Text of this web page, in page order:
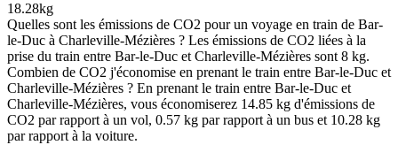
18.28kg
Quelles sont les émissions de CO2 pour un voyage en train de Bar-
le-Duc à Charleville-Mézières ? Les émissions de CO2 liées à la
prise du train entre Bar-le-Duc et Charleville-Mézières sont 8 kg.
Combien de CO2 j'économise en prenant le train entre Bar-le-Duc et
Charleville-Mézières ? En prenant le train entre Bar-le-Duc et
Charleville-Mézières, vous économiserez 14.85 kg d'émissions de
CO2 par rapport à un vol, 0.57 kg par rapport à un bus et 10.28 kg
par rapport à la voiture.